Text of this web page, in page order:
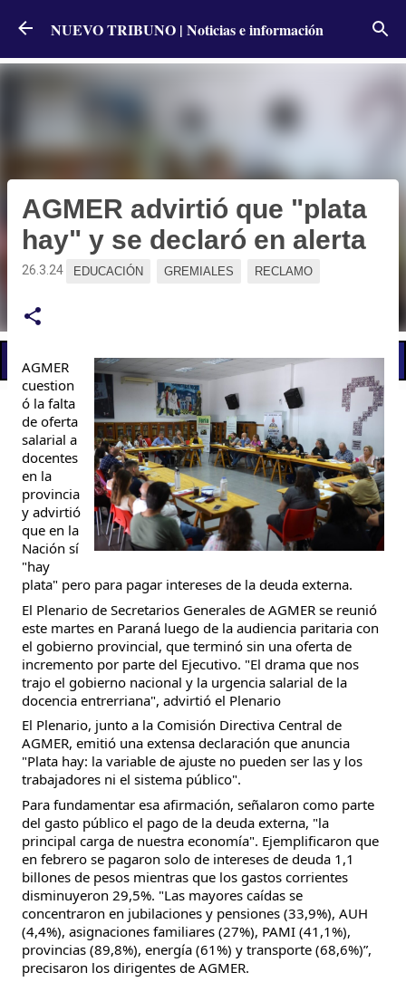
Ir al contenido principal
NUEVO TRIBUNO | Noticias e información
📢 LO ÚLTIMO
AGMER advirtió que "plata
hay" y se declaró en alerta
26.3.24 EDUCACIÓN GREMIALES RECLAMO
AGMER
cuestion
ó la falta
de oferta
salarial a
docentes
en la
provincia
y advirtió
que en la
Nación sí
"hay
plata" pero para pagar intereses de la deuda externa.
El Plenario de Secretarios Generales de AGMER se reunió
este martes en Paraná luego de la audiencia paritaria con
el gobierno provincial, que terminó sin una oferta de
incremento por parte del Ejecutivo. "El drama que nos
trajo el gobierno nacional y la urgencia salarial de la
docencia entrerriana", advirtió el Plenario
El Plenario, junto a la Comisión Directiva Central de
AGMER, emitió una extensa declaración que anuncia
"Plata hay: la variable de ajuste no pueden ser las y los
trabajadores ni el sistema público".
Para fundamentar esa afirmación, señalaron como parte
del gasto público el pago de la deuda externa, "la
principal carga de nuestra economía". Ejemplificaron que
en febrero se pagaron solo de intereses de deuda 1,1
billones de pesos mientras que los gastos corrientes
disminuyeron 29,5%. "Las mayores caídas se
concentraron en jubilaciones y pensiones (33,9%), AUH
(4,4%), asignaciones familiares (27%), PAMI (41,1%),
provincias (89,8%), energía (61%) y transporte (68,6%)”,
precisaron los dirigentes de AGMER.